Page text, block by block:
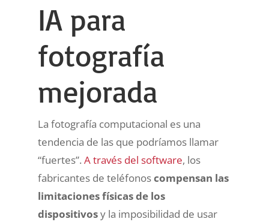
IA para
fotografía
mejorada
La fotografía computacional es una
tendencia de las que podríamos llamar
“fuertes”. A través del software, los
fabricantes de teléfonoscompensan las
limitaciones físicas de los
dispositivosy la imposibilidad de usar